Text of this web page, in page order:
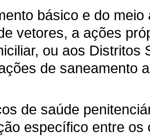
básico e do
vetores, a ações
ou aos Distritos
de saneamento
de saúde
específico entre